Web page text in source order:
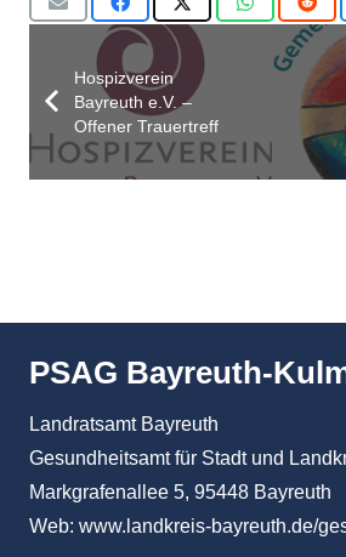
Hospizverein
Bayreuth e.V. –
Offener Trauertreff
PSAG Bayreuth-
Landratsamt Bayreuth
Gesundheitsamt für Stadt und
Markgrafenallee 5, 95448 Bayreuth
Web: www.landkreis-bayreuth.de/